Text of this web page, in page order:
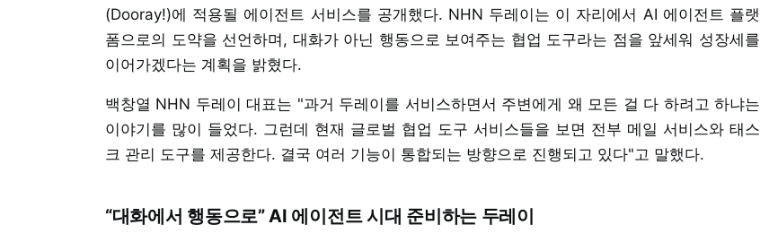
(Dooray!)에 적용될 에이전트 서비스를 공개했다. NHN 두레이는 이 자리에서 AI 에이전트 플랫
폼으로의 도약을 선언하며, 대화가 아닌 행동으로 보여주는 협업 도구라는 점을 앞세워 성장세를
이어가겠다는 계획을 밝혔다.
백창열 NHN 두레이 대표는 "과거 두레이를 서비스하면서 주변에게 왜 모든 걸 다 하려고 하냐는
이야기를 많이 들었다. 그런데 현재 글로벌 협업 도구 서비스들을 보면 전부 메일 서비스와 태스
크 관리 도구를 제공한다. 결국 여러 기능이 통합되는 방향으로 진행되고 있다"고 말했다.
“대화에서 행동으로” AI 에이전트 시대 준비하는 두레이